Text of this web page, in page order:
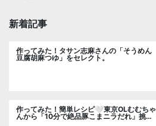
新着記事
作ってみた！タサン志麻さんの「そうめん
豆腐胡麻つゆ」をセレクト。
作ってみた！簡単レシピ🤍東京OLむむちゃ
んから「10分で絶品豚こまニラだれ」挑
戦。